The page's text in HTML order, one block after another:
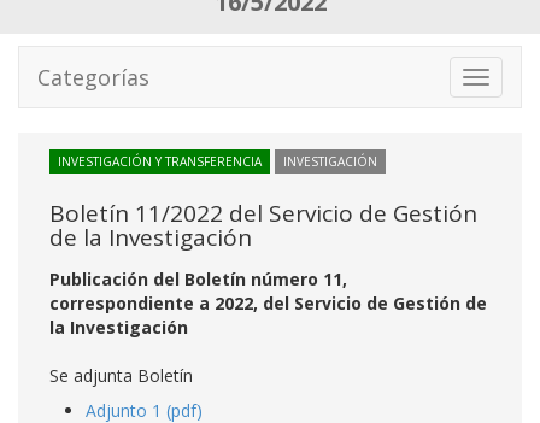
Toggle
Categorías
INVESTIGACIÓN Y TRANSFERENCIA INVESTIGACIÓN
Boletín 11/2022 del Servicio de Gestión
de la Investigación
Publicación del Boletín número 11,
correspondiente a 2022, del Servicio de Gestión de
la Investigación
Se adjunta Boletín
Adjunto 1 (pdf)